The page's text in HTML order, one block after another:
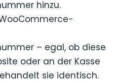
hinzu.
– egal, ob diese
oder an der Kasse
sie identisch.